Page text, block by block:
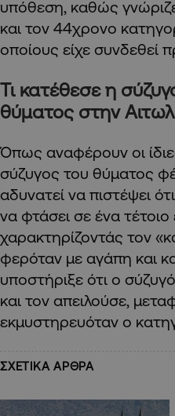
υπόθεση, καθώς
και τον 44χρονο
οποίους είχε συνδεθεί
Τι κατέθεσε η
θύματος στην
Όπως αναφέρουν οι
σύζυγος του θύματος
αδυνατεί να πιστέψει
να φτάσει σε ένα τέτοιο
χαρακτηρίζοντάς τον
φερόταν με αγάπη και
υποστήριξε ότι ο
και τον απειλούσε,
εκμυστηρευόταν ο
ΣΧΕΤΙΚΑ ΑΡΘΡΑ